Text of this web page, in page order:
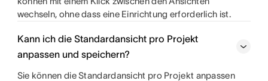
wechseln, ohne dass eine Einrichtung erforderlich ist.
Kann ich die Standardansicht pro Projekt
anpassen und speichern?
Sie können die Standardansicht pro Projekt anpassen